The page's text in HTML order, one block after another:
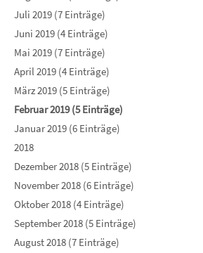
Juli 2019 (7 Einträge)
Juni 2019 (4 Einträge)
Mai 2019 (7 Einträge)
April 2019 (4 Einträge)
März 2019 (5 Einträge)
Februar 2019 (5 Einträge)
Januar 2019 (6 Einträge)
2018
Dezember 2018 (5 Einträge)
November 2018 (6 Einträge)
Oktober 2018 (4 Einträge)
September 2018 (5 Einträge)
August 2018 (7 Einträge)